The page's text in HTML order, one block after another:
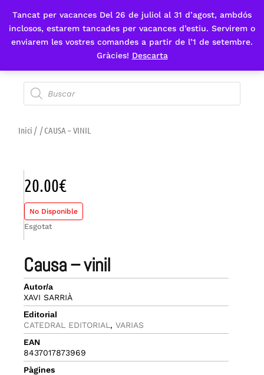
Tancat per vacances Del 26 de juliol al 31 d’agost, ambdós
inclosos, estarem tancades per vacances d’estiu. Servirem o
enviarem les vostres comandes a partir de l’1 de setembre.
Gràcies! Descarta
Fes-te'n sòcia
Inici / / CAUSA – VINIL
causa – vinil
Autor/a
XAVI SARRIÀ
Editorial
CATEDRAL EDITORIAL ,VARIAS
EAN
8437017873969
Pàgines
20.00€
No Disponible
Esgotat